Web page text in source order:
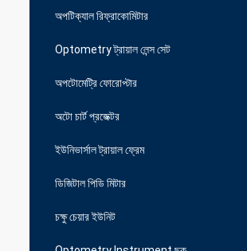
অপটিক্যাল রিফ্রাকোমিটার
Optometry ট্রায়াল লেন্স সেট
অপটোমেট্রি ফোরোপ্টার
অটো চার্ট প্রজেক্টর
ইউনিভার্সাল ট্রায়াল ফ্রেম
ডিজিটাল পিডি মিটার
চক্ষু চেয়ার ইউনিট